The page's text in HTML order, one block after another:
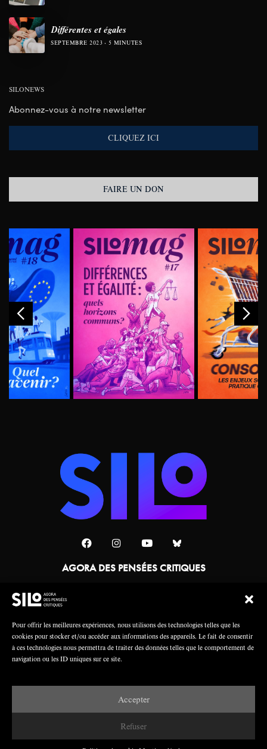
Pour offrir les meilleures expériences, nous utilisons des technologies telles que les
cookies pour stocker et/ou accéder aux informations des appareils. Le fait de consentir
à ces technologies nous permettra de traiter des données telles que le comportement de
navigation ou les ID uniques sur ce site.
Accepter
Refuser
Différentes et égales
SEPTEMBRE 2023 5 MINUTES
SILONEWS
Abonnez-vous à notre newsletter
CLIQUEZ ICI
FAIRE UN DON
AGORA DES PENSÉES CRITIQUES